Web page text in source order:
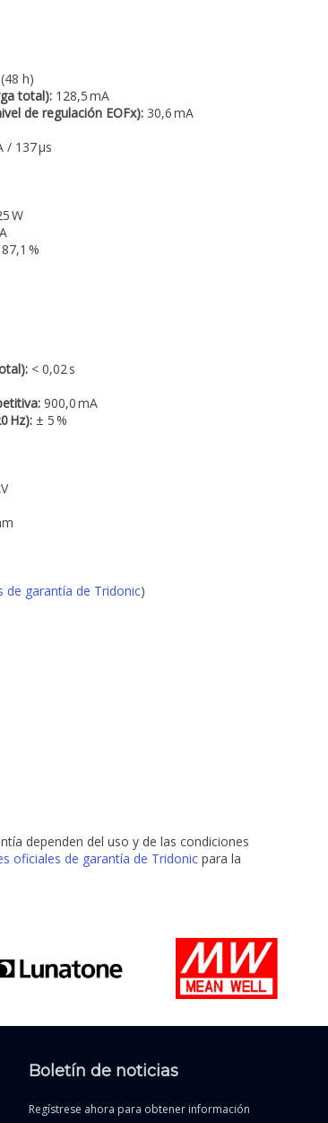
h)
total): 128,5 mA
de regulación EOFx): 30,6 mA
/ 137 µs
W
87,1 %
< 0,02 s
900,0 mA
Hz): ± 5 %
de garantía de Tridonic)
dependen del uso y de las condiciones
oficiales de garantía de Tridonic para la
Boletín de noticias
Regístrese ahora para obtener información